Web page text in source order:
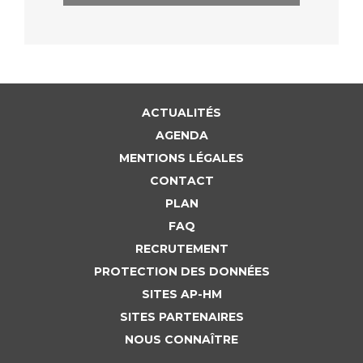
ACTUALITÉS
AGENDA
MENTIONS LÉGALES
CONTACT
PLAN
FAQ
RECRUTEMENT
PROTECTION DES DONNÉES
SITES AP-HM
SITES PARTENAIRES
NOUS CONNAÎTRE